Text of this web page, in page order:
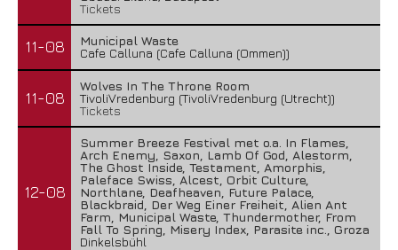
Tickets
11-08
Municipal Waste
Cafe Calluna (Cafe Calluna (Ommen))
11-08
Wolves In The Throne Room
TivoliVredenburg (TivoliVredenburg (Utrecht))
Tickets
12-08
Summer Breeze Festival met o.a. In Flames,
Arch Enemy, Saxon, Lamb Of God, Alestorm,
The Ghost Inside, Testament, Amorphis,
Paleface Swiss, Alcest, Orbit Culture,
Northlane, Deafheaven, Future Palace,
Blackbraid, Der Weg Einer Freiheit, Alien Ant
Farm, Municipal Waste, Thundermother, From
Fall To Spring, Misery Index, Parasite inc., Groza
Dinkelsbühl